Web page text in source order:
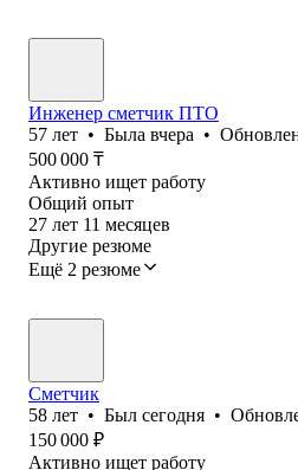
Инженер сметчик ПТО
57 лет • Была вчера •
500 000 ₸
Активно ищет работу
Общий опыт
27 лет 11 месяцев
Другие резюме
Ещё 2 резюме
Сметчик
58 лет • Был сегодня •
150 000 ₽
Активно ищет работу